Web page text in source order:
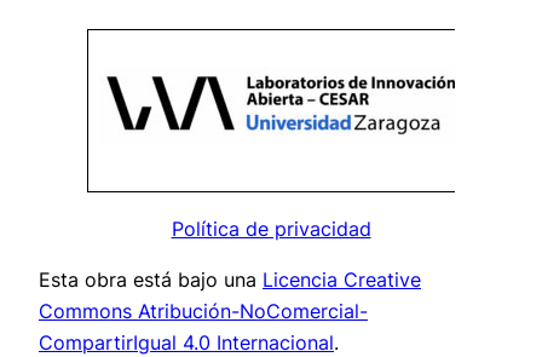
Política de privacidad
Esta obra está bajo una Licencia Creative
Commons Atribución-NoComercial-
CompartirIgual 4.0 Internacional.